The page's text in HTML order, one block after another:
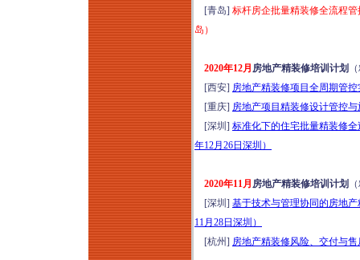
月15-16日成都）
2026年工程挂靠、建
筑劳务税务稽查高频
风险应对及税负合规
构建培训（8月15-16
日成都）
建工司法解释（二）
新规深度研判与风控
维权实战研修（2026
年8月15-16日郑州）
走进银川，区域标杆
房企经典项目考察，
吃透长效运营逻辑
（2026年8月15-16
[青岛] 标杆房企批量精装修全流程
岛）
2020年12月 房地产精装修培训计划
[西安] 房地产精装修项目全周期管
[重庆] 房地产项目精装修设计管控
[深圳] 标准化下的住宅批量精装修
年12月26日深圳）
2020年11月 房地产精装修培训计划
[深圳] 基于技术与管理协同的房地
11月28日深圳）
[杭州] 房地产精装修风险、交付与